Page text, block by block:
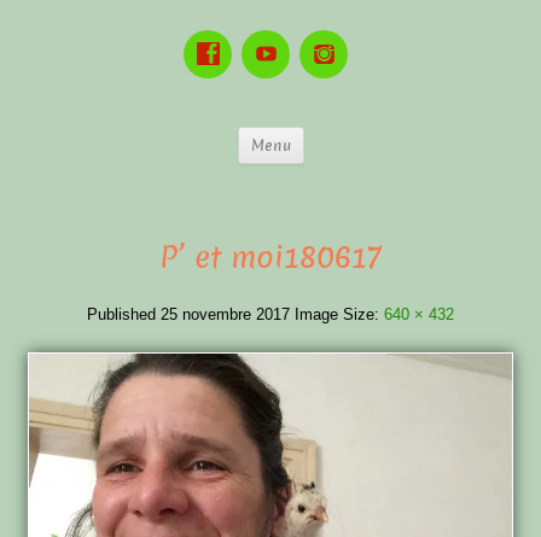
Menu
P’ et moi180617
Published 25 novembre 2017 Image Size: 640 × 432